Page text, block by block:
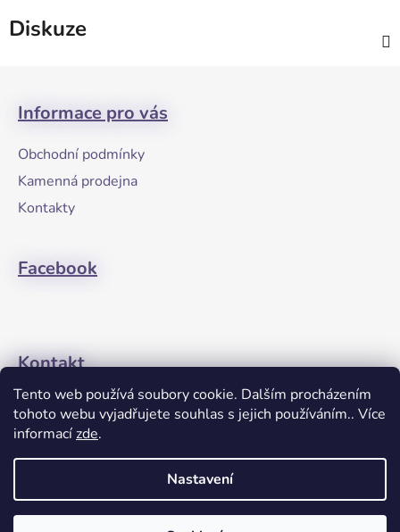
Tento web používá soubory cookie. Dalším procházením
tohoto webu vyjadřujete souhlas s jejich používáním.. Více
informacízde.
Nastavení
Diskuze
Informace pro vás
Obchodní podmínky
Kamenná prodejna
Kontakty
Facebook
Kontakt
+420608274762